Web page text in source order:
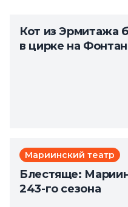
Кот из Эрмитажа
в цирке на
Мариинский театр
Блестяще:
243-го сезона